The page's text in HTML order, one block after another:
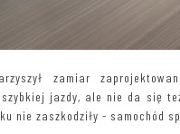
zamiar
jazdy, ale nie da się
nie zaszkodziły - samochód